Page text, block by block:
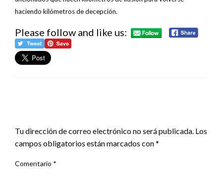
haciendo kilómetros de decepción.
Please follow and like us:
Tu dirección de correo electrónico no será publicada. Los
campos obligatorios están marcados con*
Comentario *